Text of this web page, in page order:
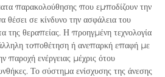
παρακολούθησης που εμποδίζουν την
θέσει σε κίνδυνο την ασφάλεια του
της θεραπείας. Η προηγμένη τεχνολογία
τοποθέτηση ή ανεπαρκή επαφή με
παροχή ενέργειας μέχρις ότου
Το σύστημα ενίσχυσης της άνεσης